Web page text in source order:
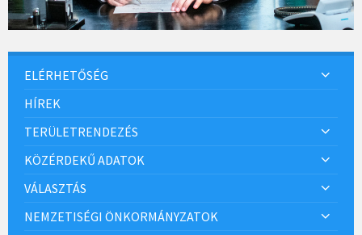
ELÉRHETŐSÉG
HÍREK
TERÜLETRENDEZÉS
KÖZÉRDEKŰ ADATOK
VÁLASZTÁS
NEMZETISÉGI ÖNKORMÁNYZATOK